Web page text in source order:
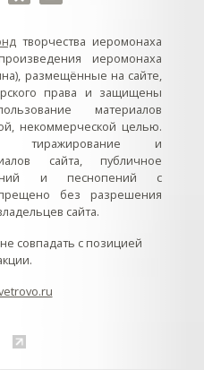
творчества иеромонаха
иеромонаха
размещённые на сайте,
права и защищены
материалов
некоммерческой целью.
тиражирование и
сайта, публичное
и песнопений с
без разрешения
сайта.
совпадать с позицией